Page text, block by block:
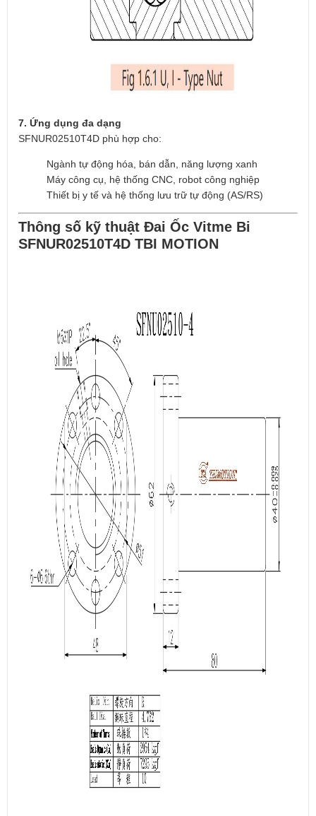
7. Ứng dụng đa dạng
SFNUR02510T4D phù hợp cho:
Ngành tự động hóa, bán dẫn, năng lượng xanh
Máy công cụ, hệ thống CNC, robot công nghiệp
Thiết bị y tế và hệ thống lưu trữ tự động (AS/RS)
Thông số kỹ thuật Đai Ốc Vitme Bi
SFNUR02510T4D TBI MOTION